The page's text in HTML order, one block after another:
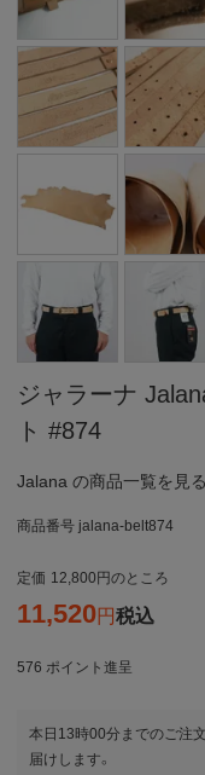
ジャラーナ
ト #874
Jalana の商品一覧を見
商品番号 jalana-belt874
定価 12,800 のところ
11,520 税込
576 ポイント進呈
本日 13時00分 までのご注
届けします。